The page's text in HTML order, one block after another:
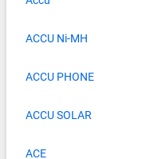
ACCU Ni-MH
ACCU PHONE
ACCU SOLAR
ACE